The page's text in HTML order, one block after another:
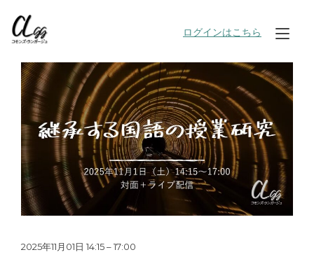
content
ログインはこちら
2025年11月01日 14:15 – 17:00